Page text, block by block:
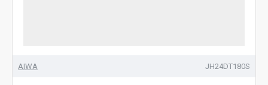
AIWA JH24DT180S